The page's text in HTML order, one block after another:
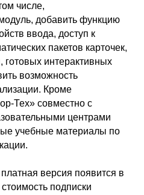
числе,
добавить функцию
ввода, доступ к
пакетов карточек,
готовых интерактивных
возможность
Кроме
Тех» совместно с
центрами
учебные материалы по
версия появится в
подписки